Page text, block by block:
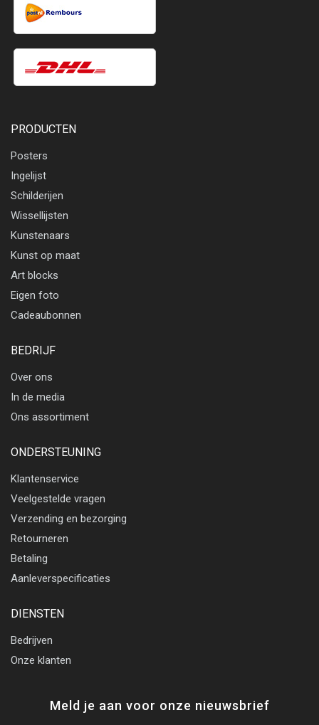
PRODUCTEN
Posters
Ingelijst
Schilderijen
Wissellijsten
Kunstenaars
Kunst op maat
Art blocks
Eigen foto
Cadeaubonnen
BEDRIJF
Over ons
In de media
Ons assortiment
ONDERSTEUNING
Klantenservice
Veelgestelde vragen
Verzending en bezorging
Retourneren
Betaling
Aanleverspecificaties
DIENSTEN
Bedrijven
Onze klanten
Meld je aan voor onze nieuwsbrief